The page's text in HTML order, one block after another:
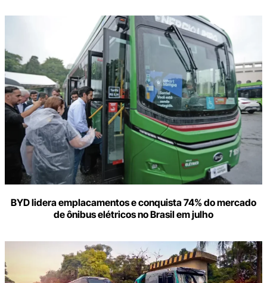
BYD lidera emplacamentos e conquista 74% do mercado
de ônibus elétricos no Brasil em julho